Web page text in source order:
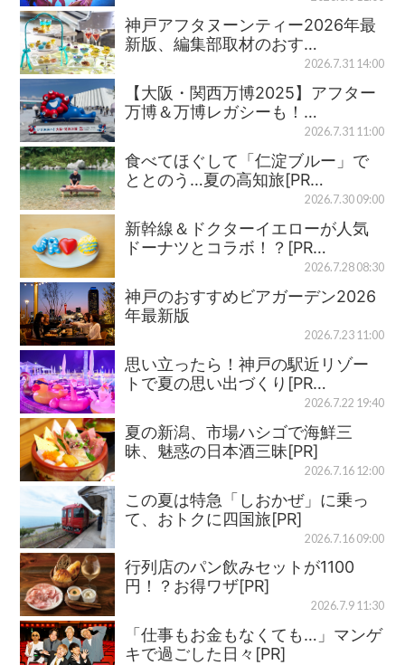
神戸アフタヌーンティー2026年最
新版、編集部取材のおす…
2026.7.31 14:00
【大阪・関西万博2025】アフター
万博＆万博レガシーも！…
2026.7.31 11:00
食べてほぐして「仁淀ブルー」で
ととのう…夏の高知旅[PR…
2026.7.30 09:00
新幹線＆ドクターイエローが人気
ドーナツとコラボ！？[PR…
2026.7.28 08:30
神戸のおすすめビアガーデン2026
年最新版
2026.7.23 11:00
思い立ったら！神戸の駅近リゾー
トで夏の思い出づくり[PR…
2026.7.22 19:40
夏の新潟、市場ハシゴで海鮮三
昧、魅惑の日本酒三昧[PR]
2026.7.16 12:00
この夏は特急「しおかぜ」に乗っ
て、おトクに四国旅[PR]
2026.7.16 09:00
行列店のパン飲みセットが1100
円！？お得ワザ[PR]
2026.7.9 11:30
「仕事もお金もなくても…」マンゲ
キで過ごした日々[PR]